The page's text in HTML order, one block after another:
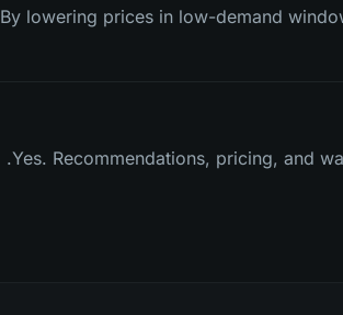
By lowering prices in low-demand
Yes. Recommendations, pricing, and